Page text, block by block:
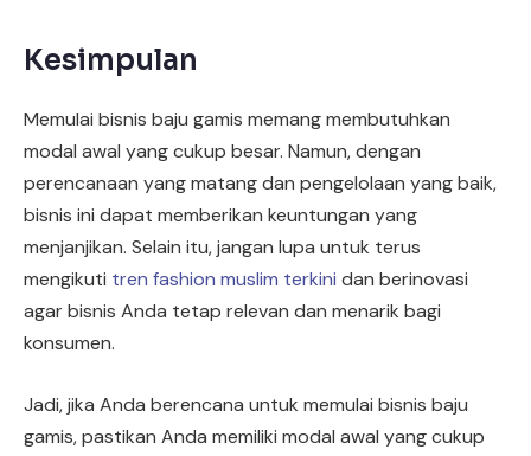
Kesimpulan
Memulai bisnis baju gamis memang membutuhkan
modal awal yang cukup besar. Namun, dengan
perencanaan yang matang dan pengelolaan yang baik,
bisnis ini dapat memberikan keuntungan yang
menjanjikan. Selain itu, jangan lupa untuk terus
mengikuti tren fashion muslim terkini dan berinovasi
agar bisnis Anda tetap relevan dan menarik bagi
konsumen.
Jadi, jika Anda berencana untuk memulai bisnis baju
gamis, pastikan Anda memiliki modal awal yang cukup